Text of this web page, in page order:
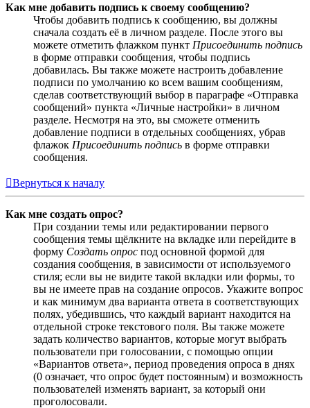
Как мне добавить подпись к своему сообщению?
Чтобы добавить подпись к сообщению, вы должны
сначала создать её в личном разделе. После этого вы
можете отметить флажком пункт Присоединить подпись
в форме отправки сообщения, чтобы подпись
добавилась. Вы также можете настроить добавление
подписи по умолчанию ко всем вашим сообщениям,
сделав соответствующий выбор в параграфе «Отправка
сообщений» пункта «Личные настройки» в личном
разделе. Несмотря на это, вы сможете отменить
добавление подписи в отдельных сообщениях, убрав
флажок Присоединить подпись в форме отправки
сообщения.
Вернуться к началу
Как мне создать опрос?
При создании темы или редактировании первого
сообщения темы щёлкните на вкладке или перейдите в
форму Создать опрос под основной формой для
создания сообщения, в зависимости от используемого
стиля; если вы не видите такой вкладки или формы, то
вы не имеете прав на создание опросов. Укажите вопрос
и как минимум два варианта ответа в соответствующих
полях, убедившись, что каждый вариант находится на
отдельной строке текстового поля. Вы также можете
задать количество вариантов, которые могут выбрать
пользователи при голосовании, с помощью опции
«Вариантов ответа», период проведения опроса в днях
(0 означает, что опрос будет постоянным) и возможность
пользователей изменять вариант, за который они
проголосовали.